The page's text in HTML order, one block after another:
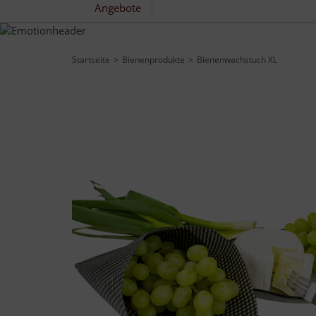
Angebote
Startseite Bienenprodukte Bienenwachstuch XL